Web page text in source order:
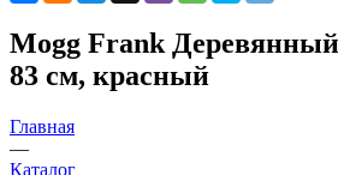
Mogg Frank
83 см, красный
Главная
—
Каталог